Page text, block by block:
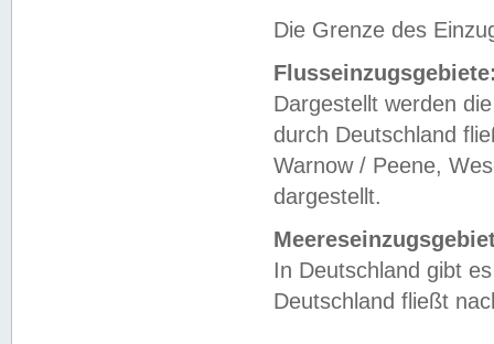
Die Grenze des
Dargestellt werden
durch Deutschland
Warnow / Peene,
dargestellt.
In Deutschland gibt
Deutschland fließt